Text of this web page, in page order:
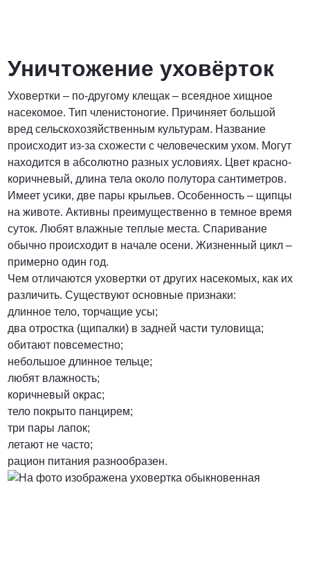
Договорная
ПОЗВОНИТЬ
от 1500 Руб.
ПОЗВОНИТЬ
ПОЗВОНИТЬ
ПОЗВОНИТЬ
Договорная
Уничтожение уховёрток
Уховертки – по-другому клещак – всеядное хищное
насекомое. Тип членистоногие. Причиняет большой
вред сельскохозяйственным культурам. Название
происходит из-за схожести с человеческим ухом. Могут
находится в абсолютно разных условиях. Цвет красно-
коричневый, длина тела около полутора сантиметров.
Имеет усики, две пары крыльев. Особенность – щипцы
на животе. Активны преимущественно в темное время
суток. Любят влажные теплые места. Спаривание
обычно происходит в начале осени. Жизненный цикл –
примерно один год.
Чем отличаются уховертки от других насекомых, как их
различить. Существуют основные признаки:
длинное тело, торчащие усы;
два отростка (щипалки) в задней части туловища;
обитают повсеместно;
небольшое длинное тельце;
любят влажность;
коричневый окрас;
тело покрыто панцирем;
три пары лапок;
летают не часто;
рацион питания разнообразен.